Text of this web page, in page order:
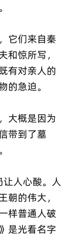
它们来自秦
和惊所写，
有对亲人的
的急迫。
大概是因为
带到了墓
人心酸。人
朝的伟大，
样普通人破
是光看名字